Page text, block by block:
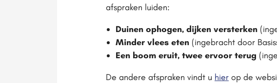
afspraken luiden:
Duinen ophogen, dijken versterken
Minder vlees eten (ingebracht door
Een boom eruit, twee ervoor terug
De andere afspraken vindt u hier op de